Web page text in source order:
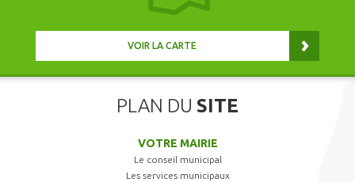
VOIR LA CARTE
PLAN DU SITE
VOTRE MAIRIE
Le conseil municipal
Les services municipaux